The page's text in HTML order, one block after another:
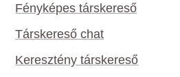
Fényképes társkereső
Társkereső chat
Keresztény társkereső